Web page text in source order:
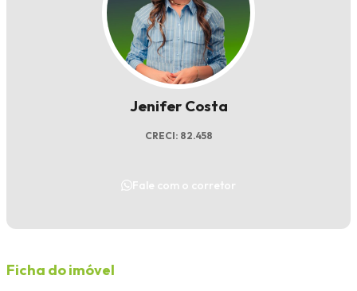
Jenifer Costa
CRECI: 82.458
Fale com o corretor
Ficha do imóvel